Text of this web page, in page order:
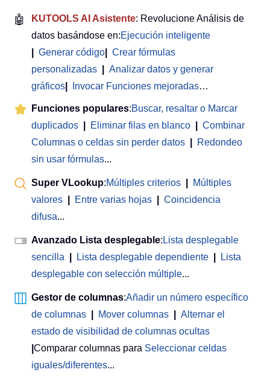
🤖 KUTOOLS AI Asistente: Revolucione Análisis de
datos basándose en:Ejecución inteligente
Generar código
Crear fórmulas
personalizadas
Analizar datos y generar
gráficos
Invocar Funciones mejoradas…
Funciones populares:Buscar, resaltar o Marcar
duplicados
Eliminar filas en blanco
Combinar
Columnas o celdas sin perder datos
Redondeo
sin usar fórmulas...
Super VLookup:Múltiples criterios
Múltiples
valores
Entre varias hojas
Coincidencia
difusa...
Avanzado Lista desplegable: Lista desplegable
sencilla
Lista desplegable dependiente
Lista
desplegable con selección múltiple...
Gestor de columnas:Añadir un número específico
de columnas
Mover columnas
Alternar el
estado de visibilidad de columnas ocultas
Comparar columnas para Seleccionar celdas
iguales/diferentes...